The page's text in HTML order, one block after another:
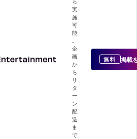
実
施
可
能
企
画
か
ら
リ
タ
ー
ン
配
送
ま
で
無料 掲載